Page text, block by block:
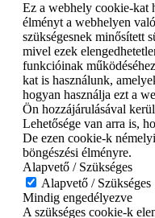
Ez a webhely cookie-kat
élményt a webhelyen
szükségesnek minősített
mivel ezek
funkcióinak
kat is használunk,
hogyan használja ezt a
Ön hozzájárulásával
Lehetősége van arra is,
De ezen cookie-k
böngészési élményre.
Alapvető / Szükséges
Alapvető / Szükséges
Mindig engedélyezve
A szükséges cookie-k